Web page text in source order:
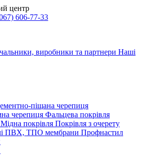
центр
606-77-33
виробники та партнери Наші
піщана черепиця
черепиця Фальцева покрівля
Мідна покрівля Покрівля з очерету
ПВХ, ТПО мембрани Профнастил